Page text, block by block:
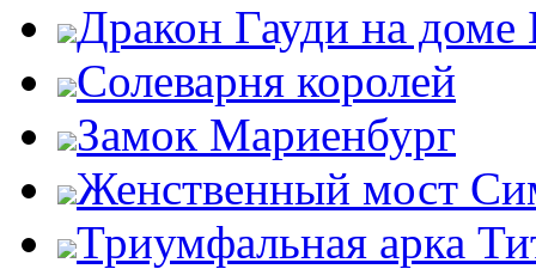
Дракон Гауди на доме
Солеварня королей
Замок Мариенбург
Женственный мост
Триумфальная арка